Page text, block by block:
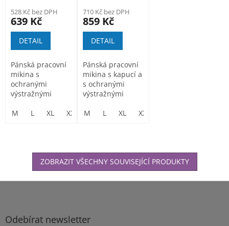
528 Kč bez DPH
639 Kč
DETAIL
Pánská pracovní
mikina s
ochranými
výstražnými
M
L XL XXL
710 Kč bez DPH
859 Kč
DETAIL
Pánská pracovní
mikina s kapucí a
s ochranými
výstražnými
M
L XL XXL
ZOBRAZIT VŠECHNY SOUVISEJÍCÍ PRODUKTY
Z
Odebírat newsletter